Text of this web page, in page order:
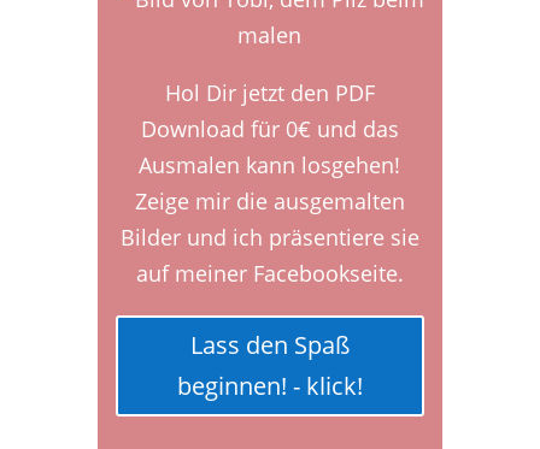
Hol Dir jetzt den PDF
Download für 0€ und das
Ausmalen kann losgehen!
Zeige mir die ausgemalten
Bilder und ich präsentiere sie
auf meiner Facebookseite.
Lass den Spaß
beginnen! - klick!